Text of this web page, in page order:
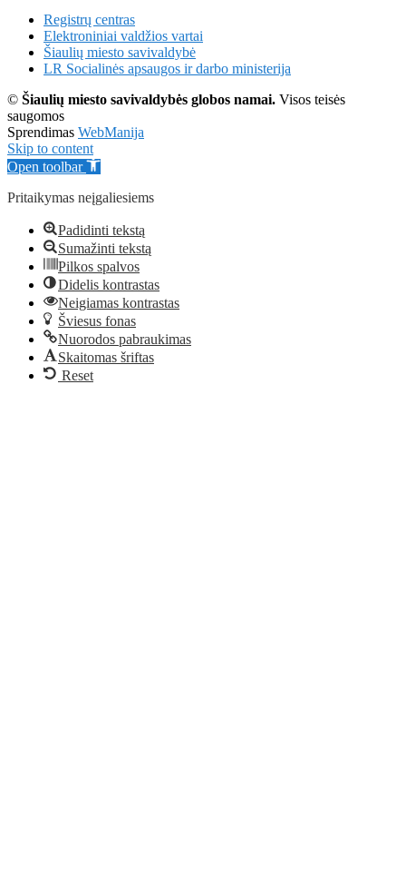
Registrų centras
Elektroniniai valdžios vartai
Šiaulių miesto savivaldybė
LR Socialinės apsaugos ir darbo ministerija
© Šiaulių miesto savivaldybės globos namai. Visos teisės
saugomos
Sprendimas WebManija
Skip to content
Open toolbar
Pritaikymas neįgaliesiems
Padidinti tekstą
Sumažinti tekstą
Pilkos spalvos
Didelis kontrastas
Neigiamas kontrastas
Šviesus fonas
Nuorodos pabraukimas
Skaitomas šriftas
Reset